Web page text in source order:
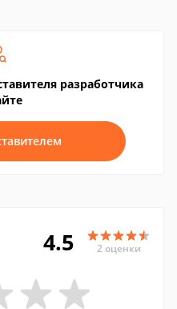
разработчика
4.5 2 оценки